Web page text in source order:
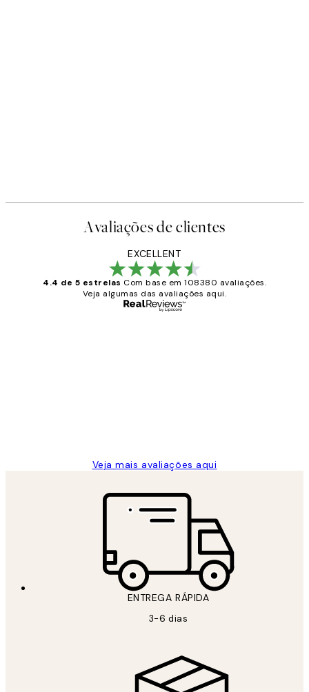
Avaliações de clientes
EXCELLENT
4.4 de 5 estrelas Com base em 108380 avaliações.
Veja algumas das avaliações aqui.
Veja mais avaliações aqui
ENTREGA RÁPIDA
3-6 dias